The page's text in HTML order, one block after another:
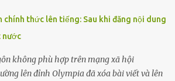
sẽ bỏ lỡ cơ hội và gặp nguy hiểm. Trẻ con
cứ coi trẻ còn nhỏ nên dù có phạm sai
trách mắng. Nhưng nếu người lớn tuổi
chính thức lên tiếng: Sau khi đăng nội dung
nước
không phù hợp trên mạng xã hội
lên đỉnh Olympia đã xóa bài viết và lên